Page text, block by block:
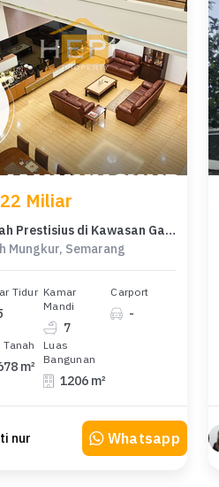
Miliar
Rumah Prestisius di Kawasan Gajah Mungkur, Semarang, LB 1206m², Harga 22 Miliar
Mungkur, Semarang
Tidur Kamar
Mandi
7
Carport
-
Tanah
m²
Luas
Bangunan
1206 m²
nur Whatsapp